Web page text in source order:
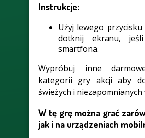
Instrukcje:
Użyj lewego przycisku
dotknij ekranu, jeśli
smartfona.
Wypróbuj inne
kategorii gry akcji aby
świeżych i niezapomnianych
W tę grę można grać
jak i na urządzeniach